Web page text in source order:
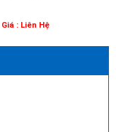
Giá : Liên Hệ